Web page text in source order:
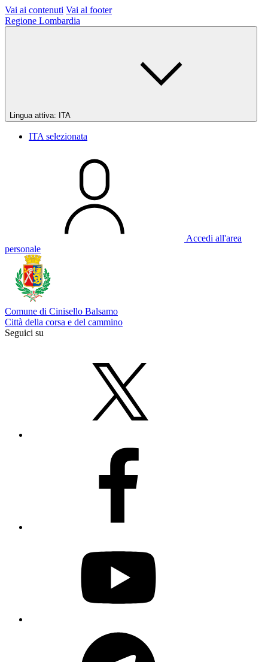
Vai ai contenuti Vai al footer
Regione Lombardia
Lingua attiva: ITA
ITA selezionata
Accedi all'area
personale
Comune di Cinisello Balsamo
Città della corsa e del cammino
Seguici su